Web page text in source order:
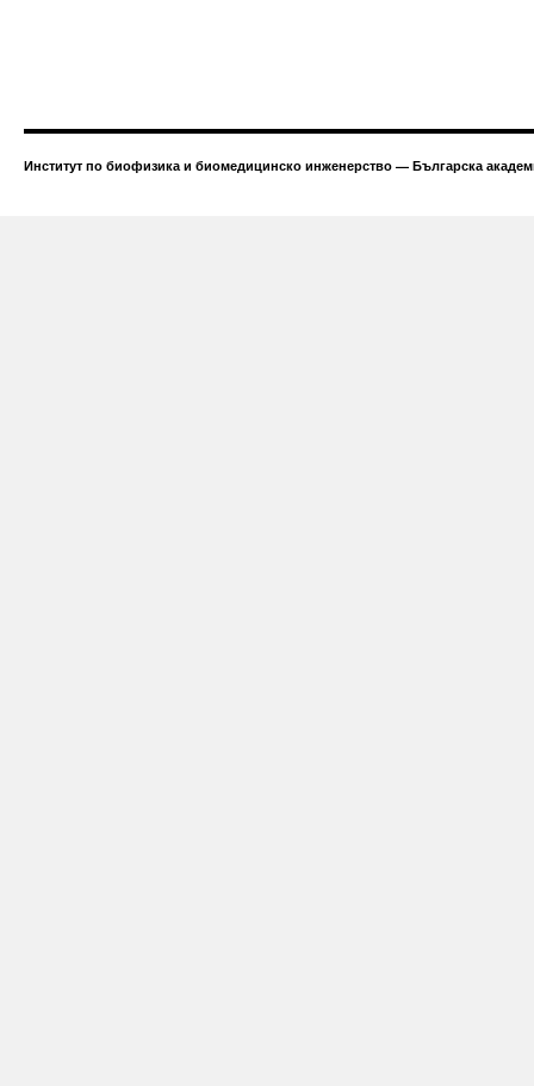
Институт по биофизика и биомедицинско инженерство — Българска